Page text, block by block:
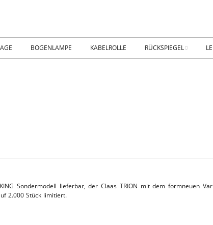
BOGENLAMPE KABELROLLE RÜCKSPIEGEL
Sondermodell lieferbar, der Claas TRION mit dem formneuen
2.000 Stück limitiert.